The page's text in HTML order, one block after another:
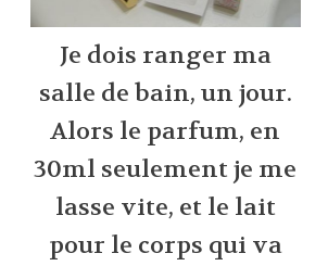
Je dois ranger ma
salle de bain, un jour.
Alors le parfum, en
30ml seulement je me
lasse vite, et le lait
pour le corps qui va